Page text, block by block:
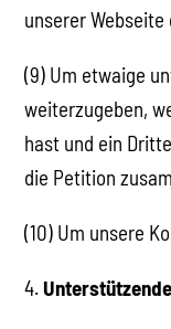
unserer
(9) Um etwaige
weiterzugeben,
hast und ein
die Petition
(10) Um unsere
4.